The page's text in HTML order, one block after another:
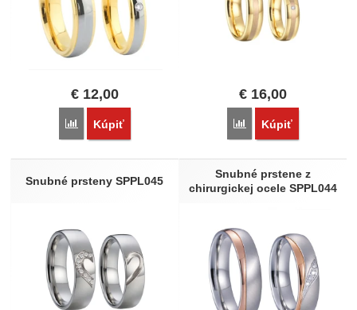
€ 12,00
Porovnať
Kúpiť
€16,00
Porovnať
Kúpiť
Snubné prsteny SPPL045
Snubné prstene z
chirurgickej ocele SPPL044